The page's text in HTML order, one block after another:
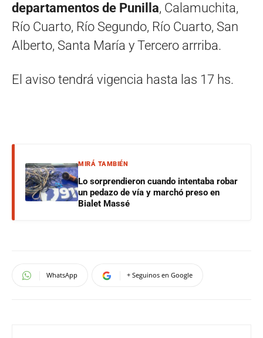
departamentos de Punilla, Calamuchita,
Río Cuarto, Río Segundo, Río Cuarto, San
Alberto, Santa María y Tercero arrriba.
El aviso tendrá vigencia hasta las 17 hs.
MIRÁ TAMBIÉN
Lo sorprendieron cuando intentaba robar
un pedazo de vía y marchó preso en
Bialet Massé
WhatsApp + Seguinos en Google